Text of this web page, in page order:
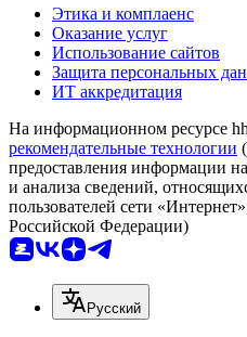
Этика и комплаенс
Оказание услуг
Использование сайтов
Защита персональных
ИТ аккредитация
На информационном ресурсе
рекомендательные технологии
предоставления информации
и анализа сведений,
пользователей сети
Российской Федерации)
Русский